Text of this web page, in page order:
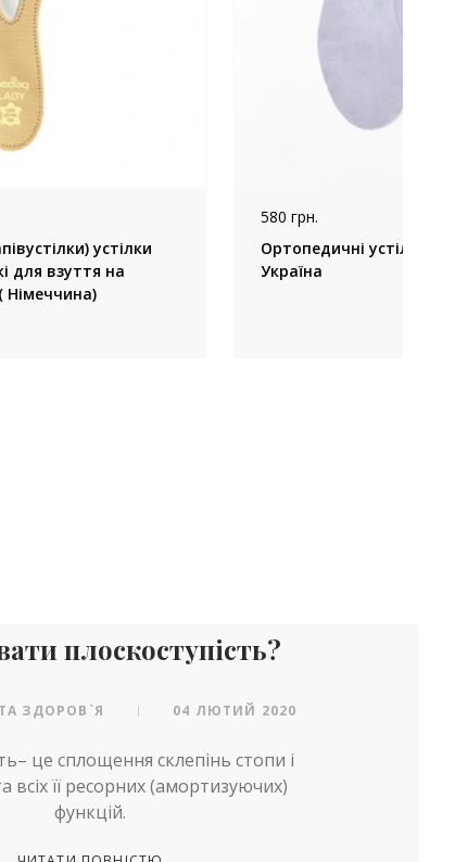
для взуття на
Німеччина)
580 грн.
Ортопедичні устілки
Україна
плоскоступість?
ЗДОРОВ`Я 04 ЛЮТИЙ 2020
це сплощення склепінь стопи і
всіх її ресорних (амортизуючих)
функцій.